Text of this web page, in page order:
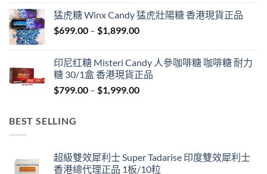
through
$1,849.00
猛虎糖 Winx Candy 猛虎壯陽糖 香港現貨正品
$699.00 – $1,899.00Price
through
$1,899.00
印尼红糖 Misteri Candy 人參咖啡糖 咖啡糖 耐力
糖 30/1盒 香港現貨正品
$799.00 – $1,999.00Price
BEST SELLING
超級雙效犀利士 Super Tadarise 印度雙效犀利士
香港總代理正品 1板/10粒